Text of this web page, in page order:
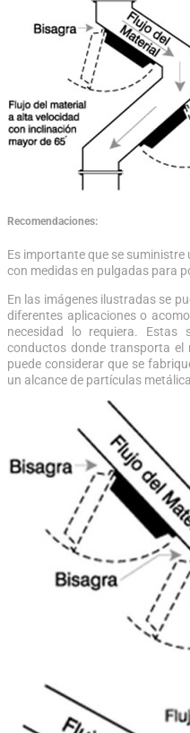
Recomendaciones:
Es importante que se
con medidas en pulgadas para
En las imágenes ilustradas se
diferentes aplicaciones o
necesidad lo requiera. Estas
conductos donde transporta el
puede considerar que se
un alcance de partículas